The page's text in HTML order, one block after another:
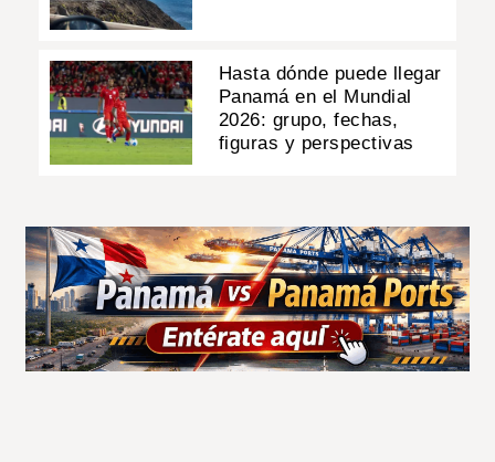
Hasta dónde puede llegar
Panamá en el Mundial
2026: grupo, fechas,
figuras y perspectivas